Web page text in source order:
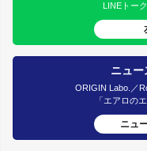
LINEトー
ニュー
ORIGIN Labo.／
「エアロの
ニュ